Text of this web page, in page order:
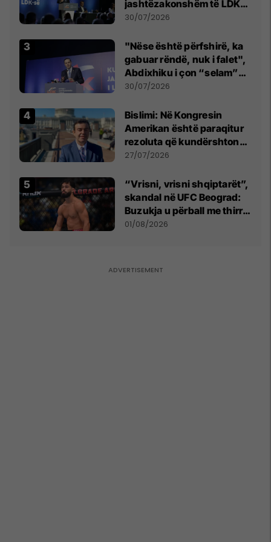
jashtëzakonshëm të LDK-
së
30/07/2026
"Nëse është përfshirë, ka
gabuar rëndë, nuk i falet",
Abdixhiku i çon “selam”
Përparim Ramës
30/07/2026
Bislimi: Në Kongresin
Amerikan është paraqitur
rezoluta që kundërshton
mbajtjen e Asamblesë
në Beograd
27/07/2026
“Vrisni, vrisni shqiptarët”,
skandal në UFC Beograd:
Buzukja u përball me thirrje
anti-shqiptare nga
01/08/2026